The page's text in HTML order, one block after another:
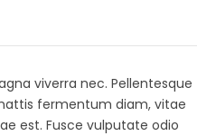
viverra nec. Pellentesque
fermentum diam, vitae
est. Fusce vulputate odio